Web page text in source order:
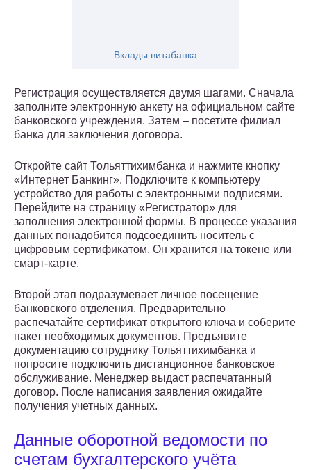
Вклады витабанка
Регистрация осуществляется двумя шагами. Сначала
заполните электронную анкету на официальном сайте
банковского учреждения. Затем – посетите филиал
банка для заключения договора.
Откройте сайт Тольяттихимбанка и нажмите кнопку
«Интернет Банкинг». Подключите к компьютеру
устройство для работы с электронными подписями.
Перейдите на страницу «Регистратор» для
заполнения электронной формы. В процессе указания
данных понадобится подсоединить носитель с
цифровым сертификатом. Он хранится на токене или
смарт-карте.
Второй этап подразумевает личное посещение
банковского отделения. Предварительно
распечатайте сертификат открытого ключа и соберите
пакет необходимых документов. Предъявите
документацию сотруднику Тольяттихимбанка и
попросите подключить дистанционное банковское
обслуживание. Менеджер выдаст распечатанный
договор. После написания заявления ожидайте
получения учетных данных.
Данные оборотной ведомости по
счетам бухгалтерского учёта